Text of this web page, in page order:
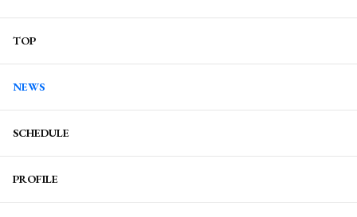
TOP
NEWS
SCHEDULE
PROFILE